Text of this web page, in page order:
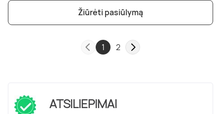
Žiūrėti pasiūlymą
1 2
ATSILIEPIMAI